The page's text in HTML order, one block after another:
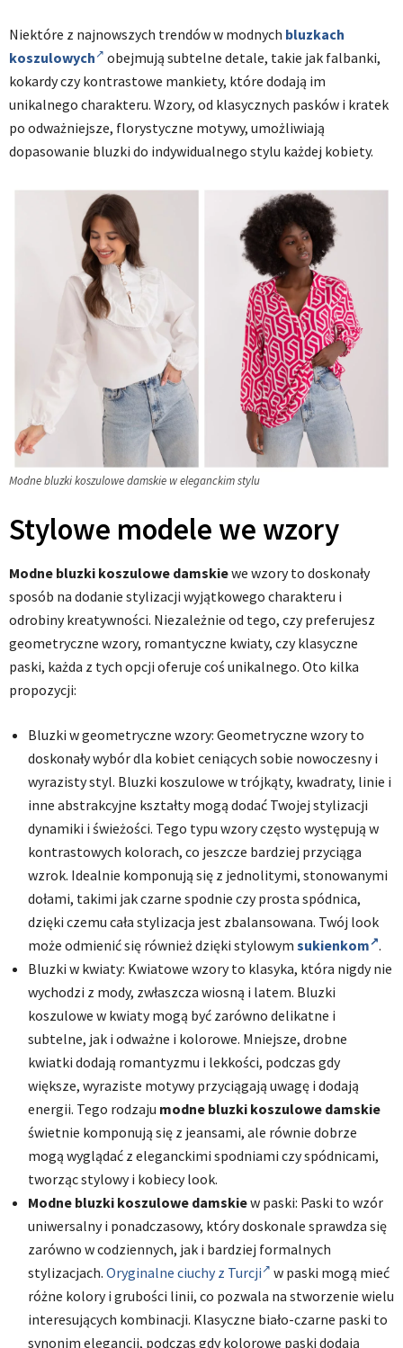
Niektóre z najnowszych trendów w modnych bluzkach
koszulowych
obejmują subtelne detale, takie jak falbanki,
kokardy czy kontrastowe mankiety, które dodają im
unikalnego charakteru. Wzory, od klasycznych pasków i kratek
po odważniejsze, florystyczne motywy, umożliwiają
dopasowanie bluzki do indywidualnego stylu każdej kobiety.
Modne bluzki koszulowe damskie w eleganckim stylu
Stylowe modele we wzory
Modne bluzki koszulowe damskiewe wzory to doskonały
sposób na dodanie stylizacji wyjątkowego charakteru i
odrobiny kreatywności. Niezależnie od tego, czy preferujesz
geometryczne wzory, romantyczne kwiaty, czy klasyczne
paski, każda z tych opcji oferuje coś unikalnego. Oto kilka
propozycji:
Bluzki w geometryczne wzory: Geometryczne wzory to
doskonały wybór dla kobiet ceniących sobie nowoczesny i
wyrazisty styl. Bluzki koszulowe w trójkąty, kwadraty, linie i
inne abstrakcyjne kształty mogą dodać Twojej stylizacji
dynamiki i świeżości. Tego typu wzory często występują w
kontrastowych kolorach, co jeszcze bardziej przyciąga
wzrok. Idealnie komponują się z jednolitymi, stonowanymi
dołami, takimi jak czarne spodnie czy prosta spódnica,
dzięki czemu cała stylizacja jest zbalansowana. Twój look
może odmienić się również dzięki stylowym sukienkom .
Bluzki w kwiaty: Kwiatowe wzory to klasyka, która nigdy nie
wychodzi z mody, zwłaszcza wiosną i latem. Bluzki
koszulowe w kwiaty mogą być zarówno delikatne i
subtelne, jak i odważne i kolorowe. Mniejsze, drobne
kwiatki dodają romantyzmu i lekkości, podczas gdy
większe, wyraziste motywy przyciągają uwagę i dodają
energii. Tego rodzaju modne bluzki koszulowe damskie
świetnie komponują się z jeansami, ale równie dobrze
mogą wyglądać z eleganckimi spodniami czy spódnicami,
tworząc stylowy i kobiecy look.
Modne bluzki koszulowe damskiew paski: Paski to wzór
uniwersalny i ponadczasowy, który doskonale sprawdza się
zarówno w codziennych, jak i bardziej formalnych
stylizacjach. Oryginalne ciuchy z Turcji
w paski mogą mieć
różne kolory i grubości linii, co pozwala na stworzenie wielu
interesujących kombinacji. Klasyczne biało-czarne paski to
synonim elegancji, podczas gdy kolorowe paski dodają